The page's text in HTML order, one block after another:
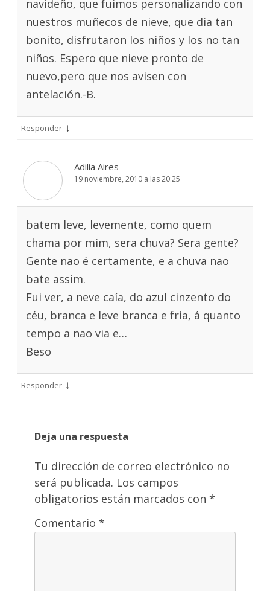
navideño, que fuimos personalizando con
nuestros muñecos de nieve, que dia tan
bonito, disfrutaron los niños y los no tan
niños. Espero que nieve pronto de
nuevo,pero que nos avisen con
antelación.-B.
Responder ↓
Adilia Aires
19 noviembre, 2010 a las 20:25
batem leve, levemente, como quem
chama por mim, sera chuva? Sera gente?
Gente nao é certamente, e a chuva nao
bate assim.
Fui ver, a neve caía, do azul cinzento do
céu, branca e leve branca e fria, á quanto
tempo a nao via e…
Beso
Responder ↓
Deja una respuesta
Tu dirección de correo electrónico no
será publicada. Los campos
obligatorios están marcados con *
Comentario *